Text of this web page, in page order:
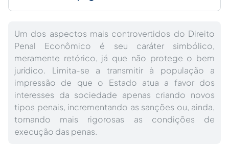
Um dos aspectos mais controvertidos do Direito
Penal Econômico é seu caráter simbólico,
meramente retórico, já que não protege o bem
jurídico. Limita-se a transmitir à população a
impressão de que o Estado atua a favor dos
interesses da sociedade apenas criando novos
tipos penais, incrementando as sanções ou, ainda,
tornando mais rigorosas as condições de
execução das penas.